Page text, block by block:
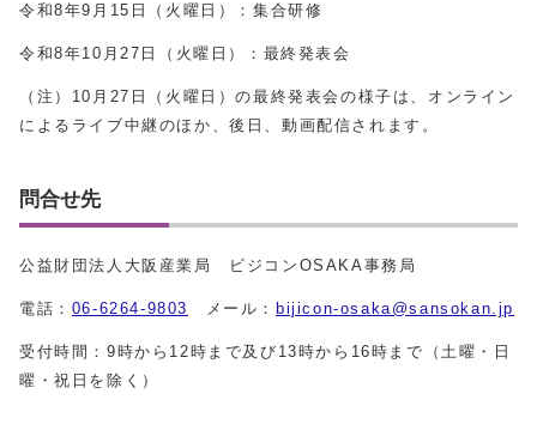
令和8年9月15日（火曜日）：集合研修
令和8年10月27日（火曜日）：最終発表会
（注）10月27日（火曜日）の最終発表会の様子は、オンライン
によるライブ中継のほか、後日、動画配信されます。
問合せ先
公益財団法人大阪産業局 ビジコンOSAKA事務局
電話： 06-6264-9803 メール： bijicon-osaka@sansokan.jp
受付時間：9時から12時まで及び13時から16時まで（土曜・日
曜・祝日を除く）